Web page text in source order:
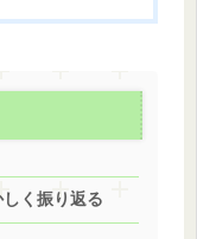
く振り返る